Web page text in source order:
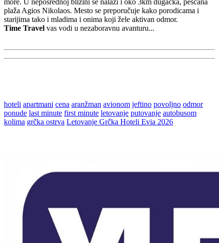
more. U neposrednoj blizini se nalazi i oko 3km dugačka, peščana
plaža Agios Nikolaos. Mesto se preporučuje kako porodicama i
starijima tako i mladima i onima koji žele aktivan odmor.
Time Travel vas vodi u nezaboravnu avanturu...
hoteli apartmani cena aranžman avionom jeftino povoljno odmor
ponude last minute first minute letovanje putovanje autobusom
kolima grčka ostrva Letovanje Grčka Hoteli Evia 2026